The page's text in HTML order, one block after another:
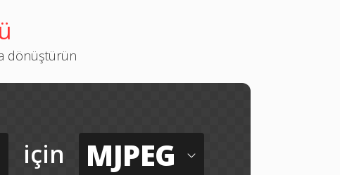
dönüştürün
için MJPEG